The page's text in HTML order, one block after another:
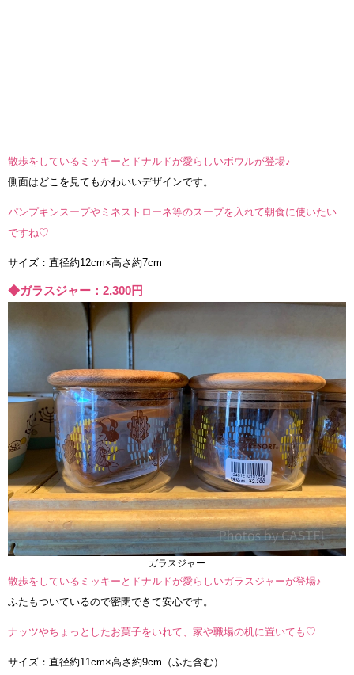
散歩をしているミッキーとドナルドが愛らしいボウルが登場♪
側面はどこを見てもかわいいデザインです。
パンプキンスープやミネストローネ等のスープを入れて朝食に使いたい
ですね♡
サイズ：直径約12cm×高さ約7cm
◆ガラスジャー：2,300円
ガラスジャー
散歩をしているミッキーとドナルドが愛らしいガラスジャーが登場♪
ふたもついているので密閉できて安心です。
ナッツやちょっとしたお菓子をいれて、家や職場の机に置いても♡
サイズ：直径約11cm×高さ約9cm（ふた含む）